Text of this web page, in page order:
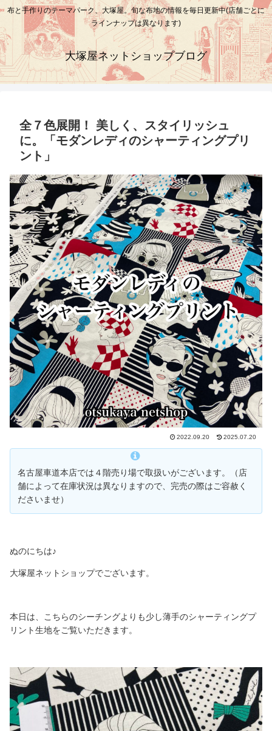
布と手作りのテーマパーク、大塚屋。旬な布地の情報を毎日更新中(店舗ごとに
ラインナップは異なります)
大塚屋ネットショップブログ
全７色展開！ 美しく、スタイリッシュ
に。「モダンレディのシャーティングプリ
ント」
2022.09.20 2025.07.20
名古屋車道本店では４階売り場で取扱いがございます。（店
舗によって在庫状況は異なりますので、完売の際はご容赦く
ださいませ）
ぬのにちは♪
大塚屋ネットショップでございます。
本日は、こちらのシーチングよりも少し薄手のシャーティングプ
リント生地をご覧いただきます。